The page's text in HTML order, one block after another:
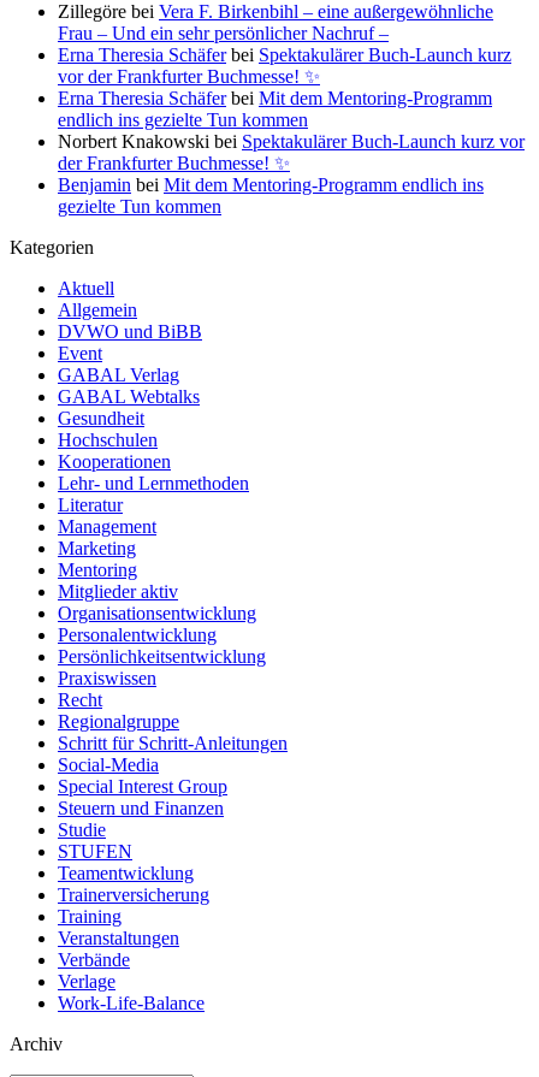
Zillegöre bei Vera F. Birkenbihl – eine außergewöhnliche
Frau – Und ein sehr persönlicher Nachruf –
Erna Theresia Schäferbei Spektakulärer Buch-Launch kurz
vor der Frankfurter Buchmesse! ✨
Erna Theresia Schäferbei Mit dem Mentoring-Programm
endlich ins gezielte Tun kommen
Norbert Knakowski bei Spektakulärer Buch-Launch kurz vor
der Frankfurter Buchmesse! ✨
Benjamin bei Mit dem Mentoring-Programm endlich ins
gezielte Tun kommen
Kategorien
Aktuell
Allgemein
DVWO und BiBB
Event
GABAL Verlag
GABAL Webtalks
Gesundheit
Hochschulen
Kooperationen
Lehr- und Lernmethoden
Literatur
Management
Marketing
Mentoring
Mitglieder aktiv
Organisationsentwicklung
Personalentwicklung
Persönlichkeitsentwicklung
Praxiswissen
Recht
Regionalgruppe
Schritt für Schritt-Anleitungen
Social-Media
Special Interest Group
Steuern und Finanzen
Studie
STUFEN
Teamentwicklung
Trainerversicherung
Training
Veranstaltungen
Verbände
Verlage
Work-Life-Balance
Archiv